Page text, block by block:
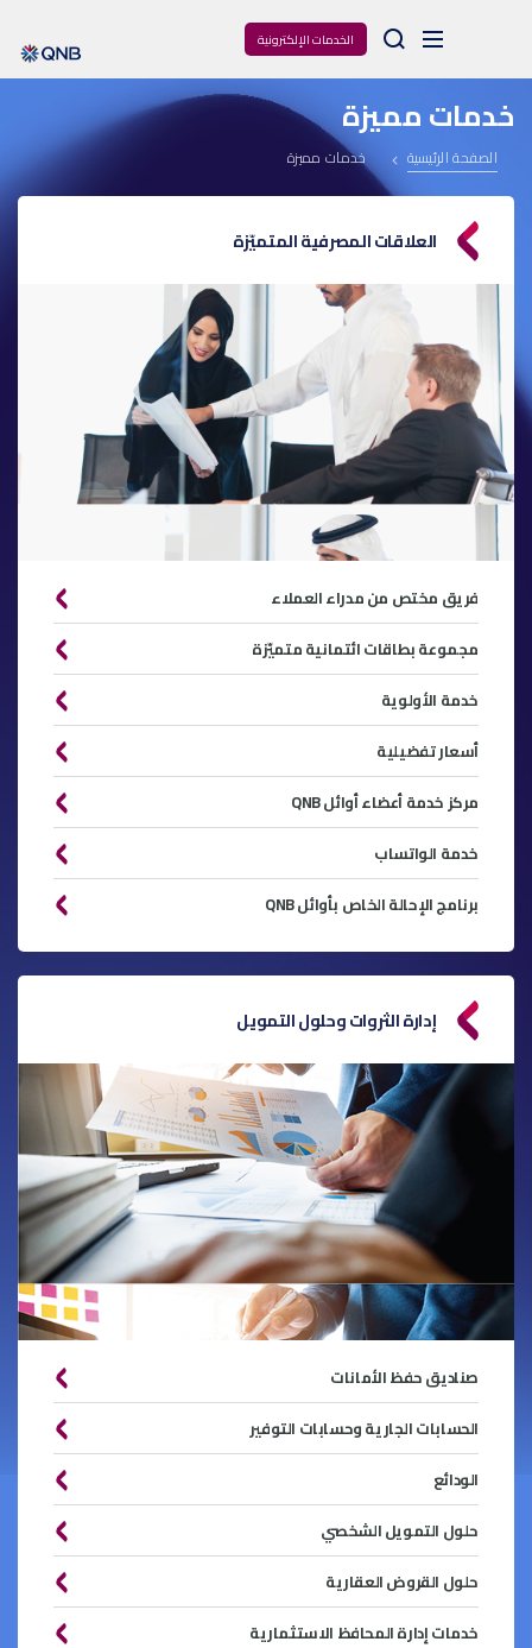
الخدمات الإلكترونية Arama
خدمات مميزة
الصفحة الرئيسية خدمات مميزة
العلاقات المصرفية المتميّزة
فريق مختص من مدراء العملاء
مجموعة بطاقات ائتمانية متميّزة
خدمة الأولوية
أسعار تفضيلية
مركز خدمة أعضاء أوائل QNB
خدمة الواتساب
برنامج الإحالة الخاص بأوائل QNB
إدارة الثروات وحلول التمويل
صناديق حفظ الأمانات
الحسابات الجارية وحسابات التوفير
الودائع
حلول التمويل الشخصي
حلول القروض العقارية
خدمات إدارة المحافظ الاستثمارية